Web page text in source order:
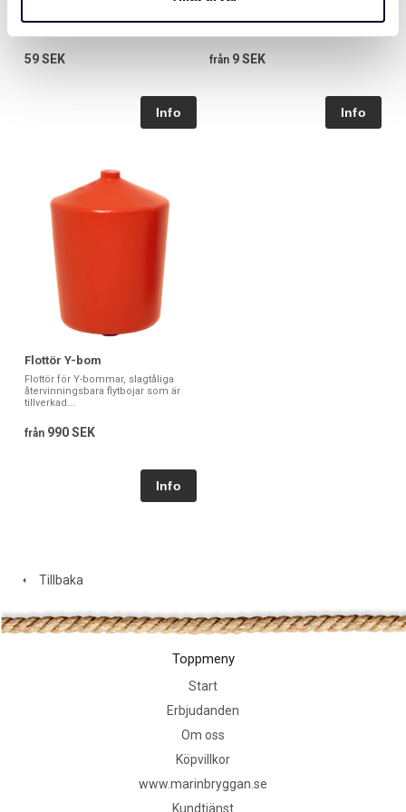
59 SEK från 9 SEK
Flottör Y-bom
Flottör för Y-bommar, slagtåliga
återvinningsbara flytbojar som är
tillverkad...
från 990 SEK
Tillbaka
Toppmeny
Start
Erbjudanden
Om oss
Köpvillkor
www.marinbryggan.se
Kundtjänst